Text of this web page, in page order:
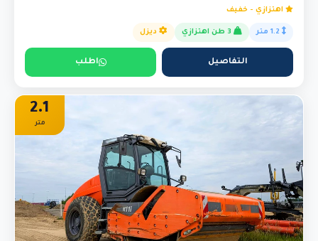
اهتزازي - خفيف
ديزل
التفاصيل اطلب
2.1
متر